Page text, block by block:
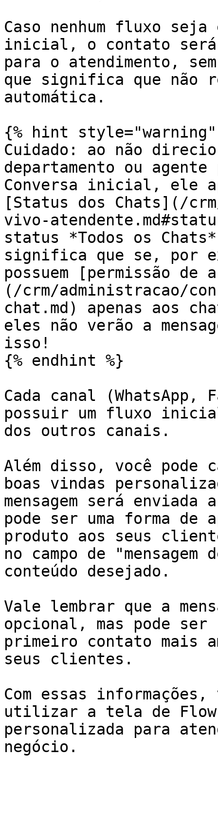
Caso nenhum fluxo
inicial, o contato será
para o atendimento,
que significa que não
automática.
{% hint style="warning"
Cuidado: ao não
departamento ou
Conversa inicial, ele
[Status dos Chats](/
vivo-
status *Todos os
significa que se, por
possuem [permissão de
(/crm/administracao/
chat.md) apenas aos
eles não verão a
isso!
{% endhint %}
Cada canal (WhatsApp,
possuir um fluxo
dos outros canais.
Além disso, você pode
boas vindas
mensagem será
pode ser uma forma de
produto aos seus
no campo de
conteúdo desejado.
Vale lembrar que a
opcional, mas pode ser
primeiro contato mais
seus clientes.
Com essas
utilizar a tela de
personalizada para